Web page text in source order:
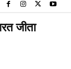
जीता